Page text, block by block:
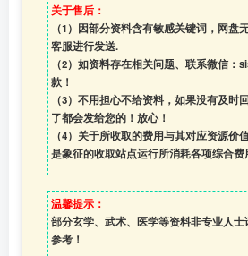
关于售后：
（1）因部分资料含有敏感关键词，网盘
客服进行发送.
（2）如资料存在相关问题、联系微信：
款！
（3） 不用担心不给资料，如果没有及时
了都会发给您的！放心！
（4） 关于所收取的费用与其对应资源价
是象征的收取站点运行所消耗各项综合费
温馨提示：
部分玄学、武术、医学等资料非专业人
参考！